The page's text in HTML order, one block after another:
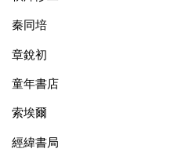
秦同培
章銳初
童年書店
索埃爾
經緯書局